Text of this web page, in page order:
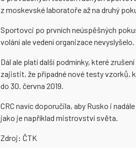
z moskevské laboratoře až na druhý
Sportovci po prvních neúspěšných
volání ale vedení organizace nevyslyšelo.
Dál ale platí další podmínky, které
zajistit, že případné nové testy vzorků,
do 30. června 2019.
CRC navíc doporučila, aby Rusko i
jako je například mistrovství světa.
Zdroj: ČTK